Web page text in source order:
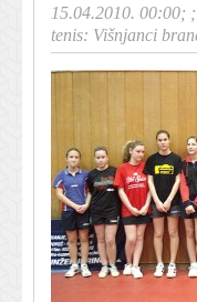
15.04.2010. 00:00; ;
tenis: Višnjanci